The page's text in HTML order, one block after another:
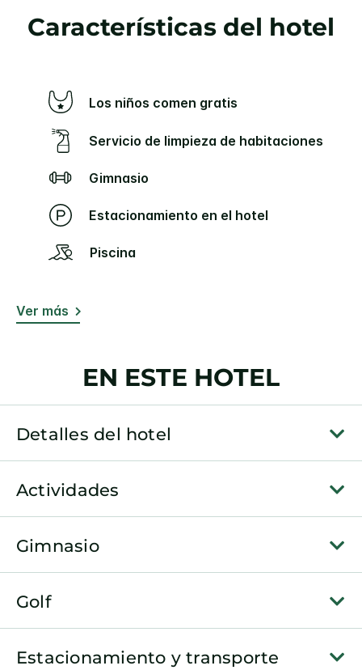
Características del hotel
Los niños comen gratis
Servicio de limpieza de habitaciones
Gimnasio
Estacionamiento en el hotel
Piscina
Ver más
EN ESTE HOTEL
Detalles del hotel
Actividades
Gimnasio
Golf
Estacionamiento y transporte